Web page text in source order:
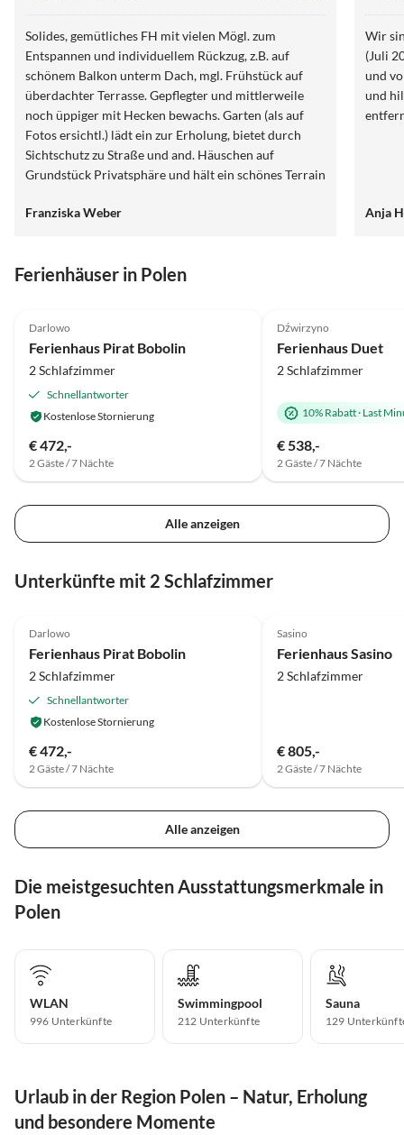
Solides, gemütliches FH mit vielen Mögl. zum
Entspannen und individuellem Rückzug, z.B. auf
schönem Balkon unterm Dach, mgl. Frühstück auf
überdachter Terrasse. Gepflegter und mittlerweile
noch üppiger mit Hecken bewachs. Garten (als auf
Fotos ersichtl.) lädt ein zur Erholung, bietet durch
Sichtschutz zu Straße und and. Häuschen auf
Grundstück Privatsphäre und hält ein schönes Terrain
zu Küstenwald u.Strand, der per Rad in wenigen Min.,
gemütli. Badeort, nicht überlaufen. Kleinere
ausgestattet. Sehr netter Vermieter, der gut Deutsch
spricht.
Franziska Weber
Wir
(Juli
und
und
Anja
Ferienhäuser in Polen
Darlowo
Ferienhaus Pirat Bobolin
2 Schlafzimmer
Schnellantworter
Kostenlose Stornierung
€ 472,-
2 Gäste / 7 Nächte
Dźwirzyno
Ferienhaus Duet
2 Schlafzimmer
10% Rabatt· Last
€ 538,-
2 Gäste / 7 Nächte
Alle anzeigen
Unterkünfte mit 2 Schlafzimmer
Darlowo
Ferienhaus Pirat Bobolin
2 Schlafzimmer
Schnellantworter
Kostenlose Stornierung
€ 472,-
2 Gäste / 7 Nächte
Sasino
Ferienhaus Sasino
2 Schlafzimmer
€ 805,-
2 Gäste / 7 Nächte
Alle anzeigen
Die meistgesuchten Ausstattungsmerkmale in
Polen
WLAN
996 Unterkünfte
Swimmingpool
212 Unterkünfte
Sauna
129
Urlaub in der Region Polen – Natur, Erholung
und besondere Momente